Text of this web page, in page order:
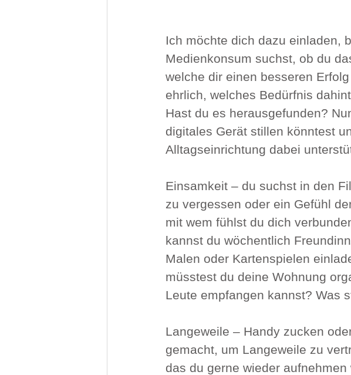
Ich möchte dich dazu einladen,
Medienkonsum suchst, ob du
welche dir einen besseren
ehrlich, welches Bedürfnis
Hast du es herausgefunden?
digitales Gerät stillen könntest
Alltagseinrichtung dabei
Einsamkeit – du suchst in den
zu vergessen oder ein Gefühl
mit wem fühlst du dich
kannst du wöchentlich
Malen oder Kartenspielen
müsstest du deine Wohnung
Leute empfangen kannst? Was
Langeweile – Handy zucken
gemacht, um Langeweile zu
das du gerne wieder